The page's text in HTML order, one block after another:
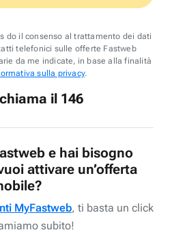
do il consenso al trattamento dei dati
telefonici sulle offerte Fastweb
da me indicate, in base alla finalità
sulla privacy.
il 146
e hai bisogno
attivare un’offerta
MyFastweb, ti basta un click
subito!